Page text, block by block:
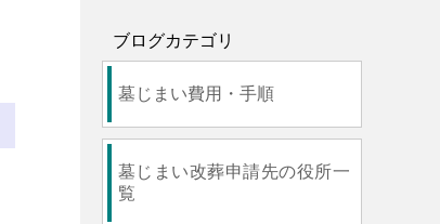
ブログカテゴリ
墓じまい費用・手順
墓じまい改葬申請先の役所一
覧